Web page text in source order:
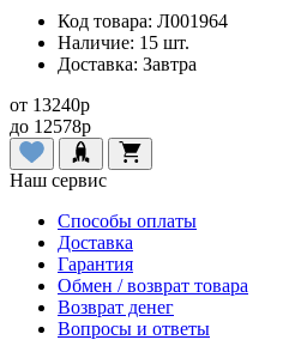
Код товара: Л001964
Наличие: 15 шт.
Доставка: Завтра
от 13240p
до 12578p
Наш сервис
Способы оплаты
Доставка
Гарантия
Обмен / возврат товара
Возврат денег
Вопросы и ответы